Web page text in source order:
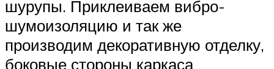
шурупы. Приклеиваем вибро-
шумоизоляцию и так же
производим декоративную отделку,
боковые стороны каркаса